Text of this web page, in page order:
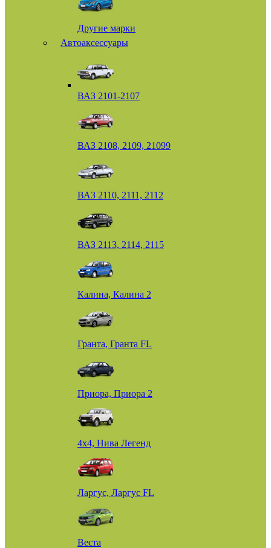
Другие марки
Автоаксессуары
ВАЗ 2101-2107
ВАЗ 2108, 2109, 21099
ВАЗ 2110, 2111, 2112
ВАЗ 2113, 2114, 2115
Калина, Калина 2
Гранта, Гранта FL
Приора, Приора 2
4х4, Нива Легенд
Ларгус, Ларгус FL
Веста